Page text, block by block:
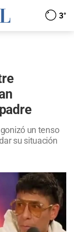
3°
un tenso
su situación